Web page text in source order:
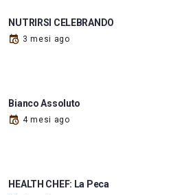
NUTRIRSI CELEBRANDO
3 mesi ago
Bianco Assoluto
4 mesi ago
HEALTH CHEF: La Peca